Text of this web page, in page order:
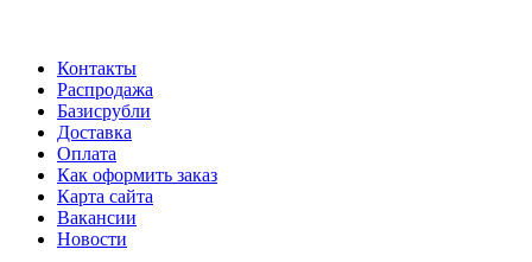
Контакты
Распродажа
Базисрубли
Доставка
Оплата
Как оформить заказ
Карта сайта
Вакансии
Новости